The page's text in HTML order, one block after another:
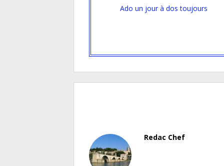
Ado un jour à dos toujours
Redac Chef